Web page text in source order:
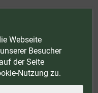
möglich. Nicht mit
Co. KG: LAVA - Vakuumiergeräte
Webseite
Besucher
der Seite
Nutzung zu.